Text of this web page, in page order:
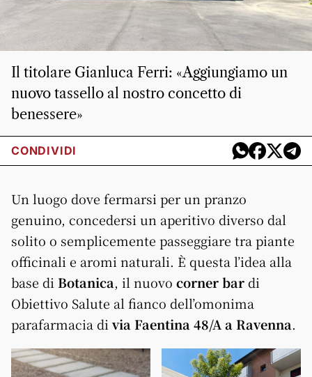
Il titolare Gianluca Ferri: «Aggiungiamo un
nuovo tassello al nostro concetto di
benessere»
CONDIVIDI
Un luogo dove fermarsi per un pranzo
genuino, concedersi un aperitivo diverso dal
solito o semplicemente passeggiare tra piante
officinali e aromi naturali. È questa l’idea alla
base di Botanica, il nuovo corner bardi
Obiettivo Salute al fianco dell’omonima
parafarmacia di via Faentina 48/A a Ravenna.